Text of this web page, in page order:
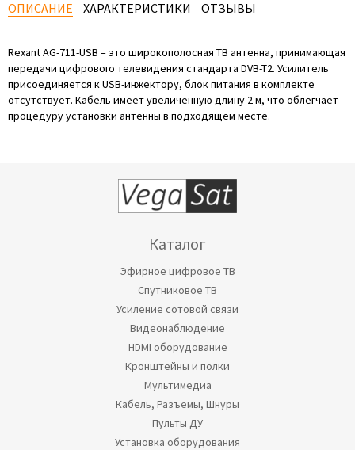
ОПИСАНИЕ ХАРАКТЕРИСТИКИ ОТЗЫВЫ
Rexant AG-711-USB – это широкополосная ТВ антенна, принимающая
передачи цифрового телевидения стандарта DVB-T2. Усилитель
присоединяется к USB-инжектору, блок питания в комплекте
отсутствует. Кабель имеет увеличенную длину 2 м, что облегчает
процедуру установки антенны в подходящем месте.
Каталог
Эфирное цифровое ТВ
Спутниковое ТВ
Усиление сотовой связи
Видеонаблюдение
HDMI оборудование
Кронштейны и полки
Мультимедиа
Кабель, Разъемы, Шнуры
Пульты ДУ
Установка оборудования